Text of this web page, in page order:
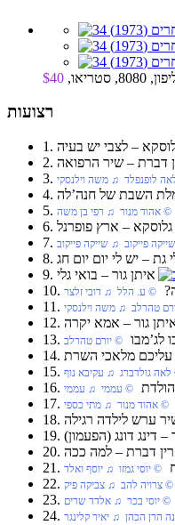
$40
רצועות
גלוסקא‏ – לצבי יש בעיה
דברת‏ – שיר הרפואה
לופנפלד‏ ♫ משה וילנסקי
השבת של חנה’לה
‏ © אהוד מנור‏ ♫ רפי בן משה
גלוסקא‏ – ארץ פופרנל
פייקוב‏ ♫ שייקה פייקוב
גת‏ – יש לי יום יום חג
9. איתן גור‏ – בואי גלי
‏ © ע. הלל‏ ♫ דובי זלצר
טהרלב‏ ♫ משה וילנסקי
איתן גור‏ – אמא יקרה
לג’מבו
עליכם מלאכי השרת
גולדברג‏ ♫ עקיבא נוף
הולדת ‏ © עממי‏ ♫ עממי
‏ © אהוד מנור‏ ♫ מתי כספי
שיר ערש לילדה רגילה
– דינג דונג (הפעמון)
קארין דברת‏ – למה ככה
‏ © יוסי גמזו‏ ♫ יוסף ואלד
‏ © צרויה להב‏ ♫ צביקה פיק
‏ © יוסי בכר‏ ♫ אלדד שרים
הרן הכהן‏ ♫ יאיר קלינגר